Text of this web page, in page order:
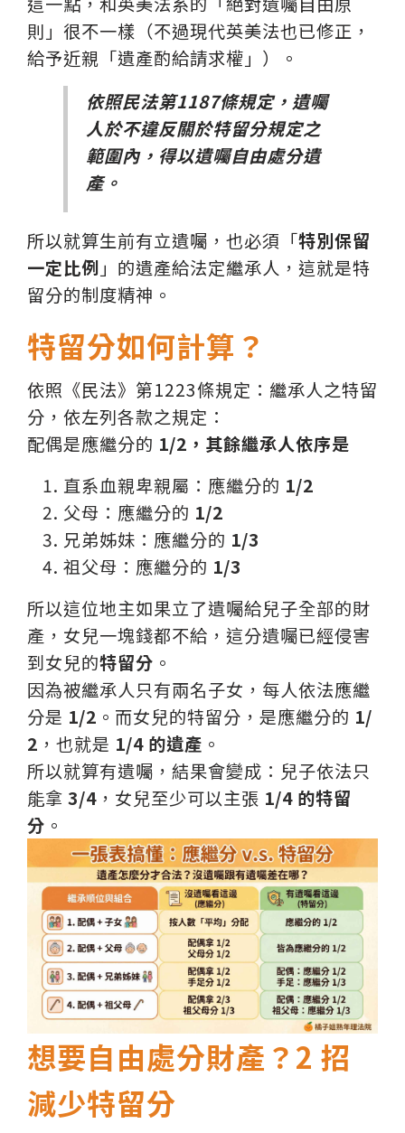
則」很不一樣（不過現代英美法也已修正，
給予近親「遺產酌給請求權」）。
依照民法第1187條規定，遺囑
人於不違反關於特留分規定之
範圍內，得以遺囑自由處分遺
產。
所以就算生前有立遺囑，也必須「特別保留
一定比例 」的遺產給法定繼承人，這就是特
留分的制度精神。
特留分如何計算？
依照《民法》第1223條規定：繼承人之特留
分，依左列各款之規定：
配偶是應繼分的 1/2， 其餘繼承人依序是
直系血親卑親屬：應繼分的 1/2
父母：應繼分的 1/2
兄弟姊妹：應繼分的 1/3
祖父母：應繼分的 1/3
所以這位地主如果立了遺囑給兒子全部的財
產，女兒一塊錢都不給，這分遺囑已經侵害
到女兒的特留分 。
因為被繼承人只有兩名子女，每人依法應繼
分是 1/2 。而女兒的特留分，是應繼分的 1/
2 ，也就是 1/4 的遺產 。
所以就算有遺囑，結果會變成：兒子依法只
能拿 3/4 ，女兒至少可以主張 1/4 的特留
分 。
想要自由處分財產？2 招
減少特留分